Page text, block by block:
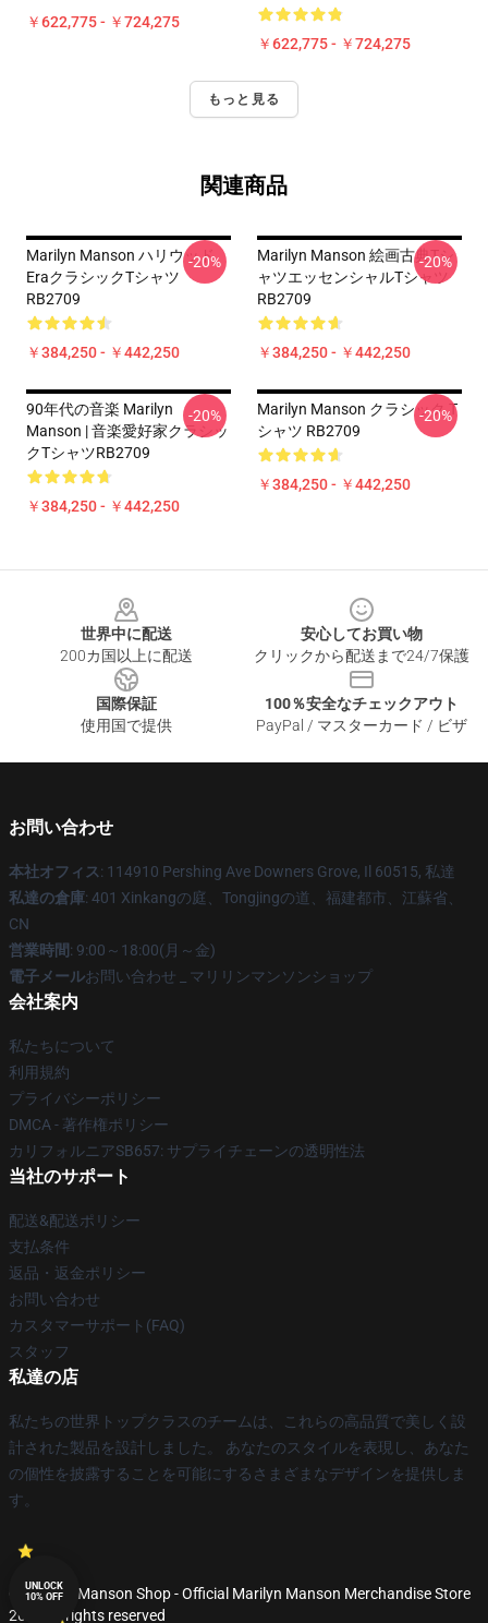
￥622,775 - ￥724,275
￥622,775 - ￥724,275
もっと見る
関連商品
Marilyn Manson ハリウッド
EraクラシックTシャツ
RB2709
￥384,250 - ￥442,250
-20%
Marilyn Manson 絵画古典Tシ
ャツエッセンシャルTシャツ
RB2709
￥384,250 - ￥442,250
-20%
90年代の音楽 Marilyn
Manson | 音楽愛好家クラシッ
クTシャツRB2709
￥384,250 - ￥442,250
-20%
Marilyn Manson クラシック T
シャツ RB2709
￥384,250 - ￥442,250
-20%
世界中に配送
200カ国以上に配送
安心してお買い物
クリックから配送まで24/7保護
国際保証
使用国で提供
100％安全なチェックアウト
PayPal / マスターカード / ビザ
お問い合わせ
本社オフィス: 114910 Pershing Ave Downers Grove, Il 60515, 私達
私達の倉庫: 401 Xinkangの庭、Tongjingの道、福建都市、江蘇省、
CN
営業時間: 9:00～18:00(月～金)
電子メールお問い合わせ _ マリリンマンソンショップ
会社案内
私たちについて
利用規約
プライバシーポリシー
DMCA - 著作権ポリシー
カリフォルニアSB657: サプライチェーンの透明性法
当社のサポート
配送&配送ポリシー
支払条件
返品・返金ポリシー
お問い合わせ
カスタマーサポート(FAQ)
スタッフ
私達の店
私たちの世界トップクラスのチームは、これらの高品質で美しく設
計された製品を設計しました。 あなたのスタイルを表現し、あなた
の個性を披露することを可能にするさまざまなデザインを提供しま
す。
© Marilyn Manson Shop - Official Marilyn Manson Merchandise Store
2026 all rights reserved
UNLOCK
10% OFF